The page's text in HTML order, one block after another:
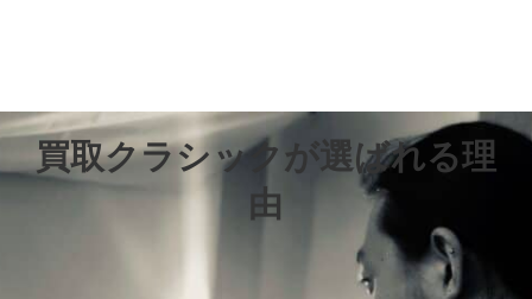
買取クラシックが選ばれる理
由